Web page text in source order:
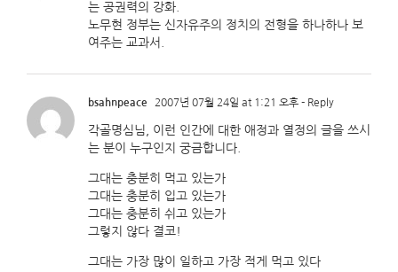
는 공권력의 강화.
노무현 정부는 신자유주의 정치의 전형을 하나하나 보
여주는 교과서.
bsahnpeace 2007년 07월 24일 at 1:21 오후 - Reply
각골명심님, 이런 인간에 대한 애정과 열정의 글을 쓰시
는 분이 누구인지 궁금합니다.
그대는 충분히 먹고 있는가
그대는 충분히 입고 있는가
그대는 충분히 쉬고 있는가
그렇지 않다 결코!
그대는 가장 많이 일하고 가장 적게 먹고 있다